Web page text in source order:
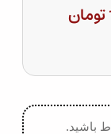
تومان
باشید.